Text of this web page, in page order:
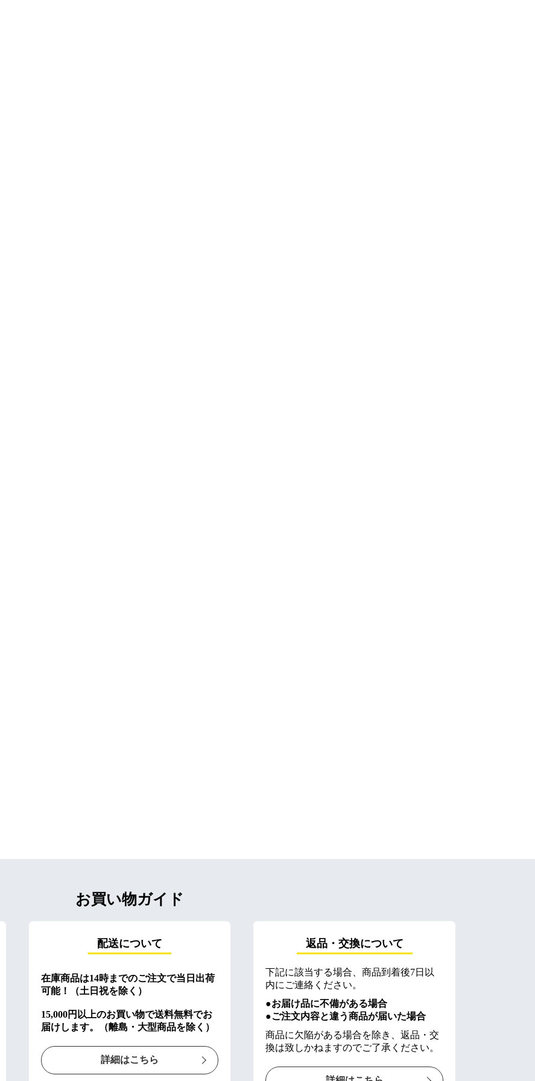
お買い物ガイド
配送について
在庫商品は14時までのご注文で当日出荷
可能！（土日祝を除く）
15,000円以上のお買い物で送料無料でお
届けします。（離島・大型商品を除く）
詳細はこちら
返品・交換について
下記に該当する場合、商品到着後7日以
内にご連絡ください。
●お届け品に不備がある場合
●ご注文内容と違う商品が届いた場合
商品に欠陥がある場合を除き、返品・交
換は致しかねますのでご了承ください。